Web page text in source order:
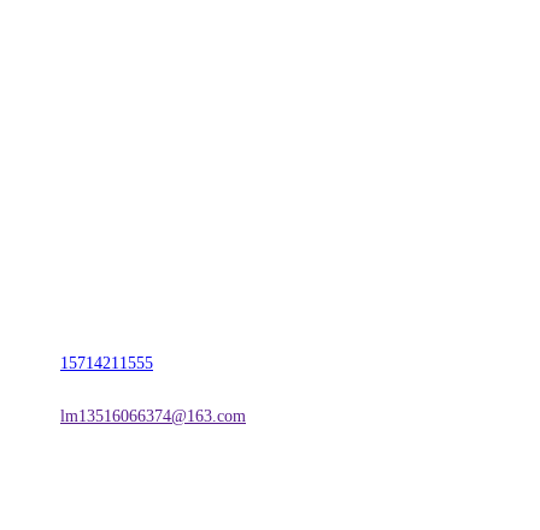
15714211555
lm13516066374@163.com